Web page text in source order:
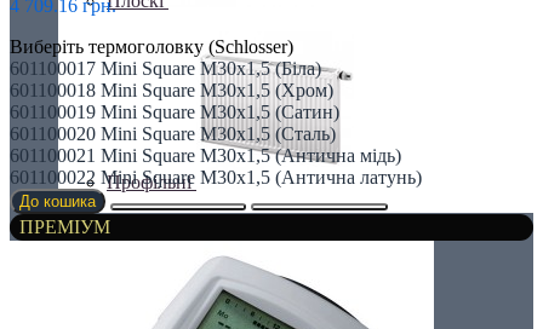
Профільні
Чавунні радіатори
4 709.16 грн.
Виберіть термоголовку (Schlosser)
601100017 Mini Square M30x1,5 (Біла)
601100018 Mini Square M30x1,5 (Хром)
601100019 Mini Square M30x1,5 (Сатин)
601100020 Mini Square M30x1,5 (Сталь)
601100021 Mini Square M30x1,5 (Антична мідь)
601100022 Mini Square M30x1,5 (Антична латунь)
До кошика
ПРЕМІУМ